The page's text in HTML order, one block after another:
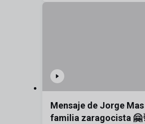
Mensaje de Jorge
familia zaragocista